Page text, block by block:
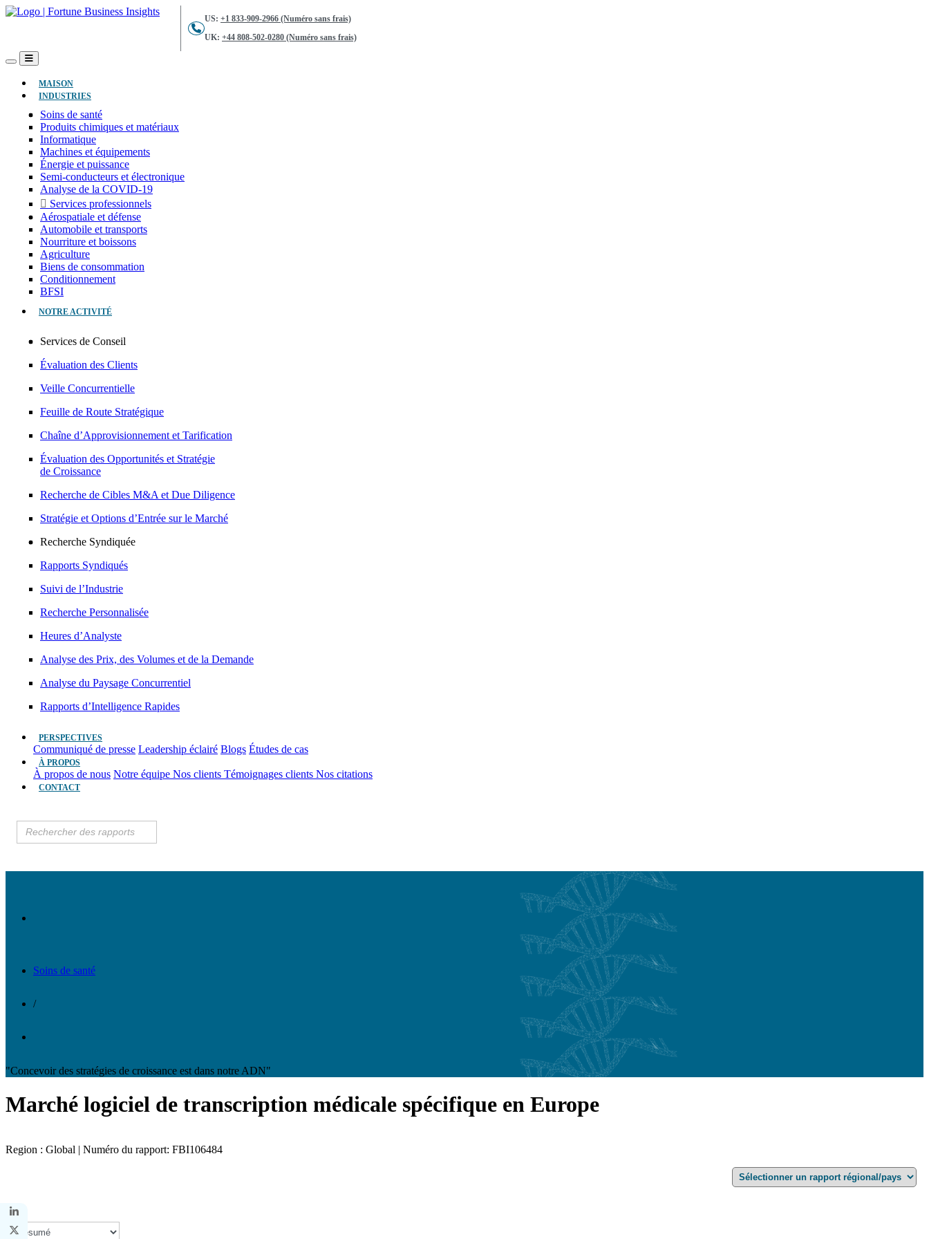
US: +1 833-909-2966 (Numéro sans frais)
UK: +44 808-502-0280 (Numéro sans frais)
MAISON(ACTUEL)
INDUSTRIES
Soins de santé
Produits chimiques et matériaux
Informatique
Machines et équipements
Énergie et puissance
Semi-conducteurs et électronique
Analyse de la COVID-19
Services professionnels
Aérospatiale et défense
Automobile et transports
Nourriture et boissons
Agriculture
Biens de consommation
Conditionnement
BFSI
NOTRE ACTIVITÉ
Services de Conseil
Évaluation des Clients
Veille Concurrentielle
Feuille de Route Stratégique
Chaîne d’Approvisionnement et Tarification
Évaluation des Opportunités et Stratégie
de Croissance
Recherche de Cibles M&A et Due Diligence
Stratégie et Options d’Entrée sur le Marché
Recherche Syndiquée
Rapports Syndiqués
Suivi de l’Industrie
Recherche Personnalisée
Heures d’Analyste
Analyse des Prix, des Volumes et de la Demande
Analyse du Paysage Concurrentiel
Rapports d’Intelligence Rapides
PERSPECTIVES
Communiqué de presse Leadership éclairé Blogs Études de cas
À PROPOS
À propos de nous Notre équipe Nos clients Témoignages clients Nos citations
CONTACT
Soins de santé
/
"Concevoir des stratégies de croissance est dans notre ADN"
Marché logiciel de transcription médicale spécifique en Europe
Region : Global | Numéro du rapport: FBI106484